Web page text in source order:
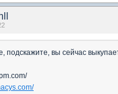
подскажите, вы сейчас